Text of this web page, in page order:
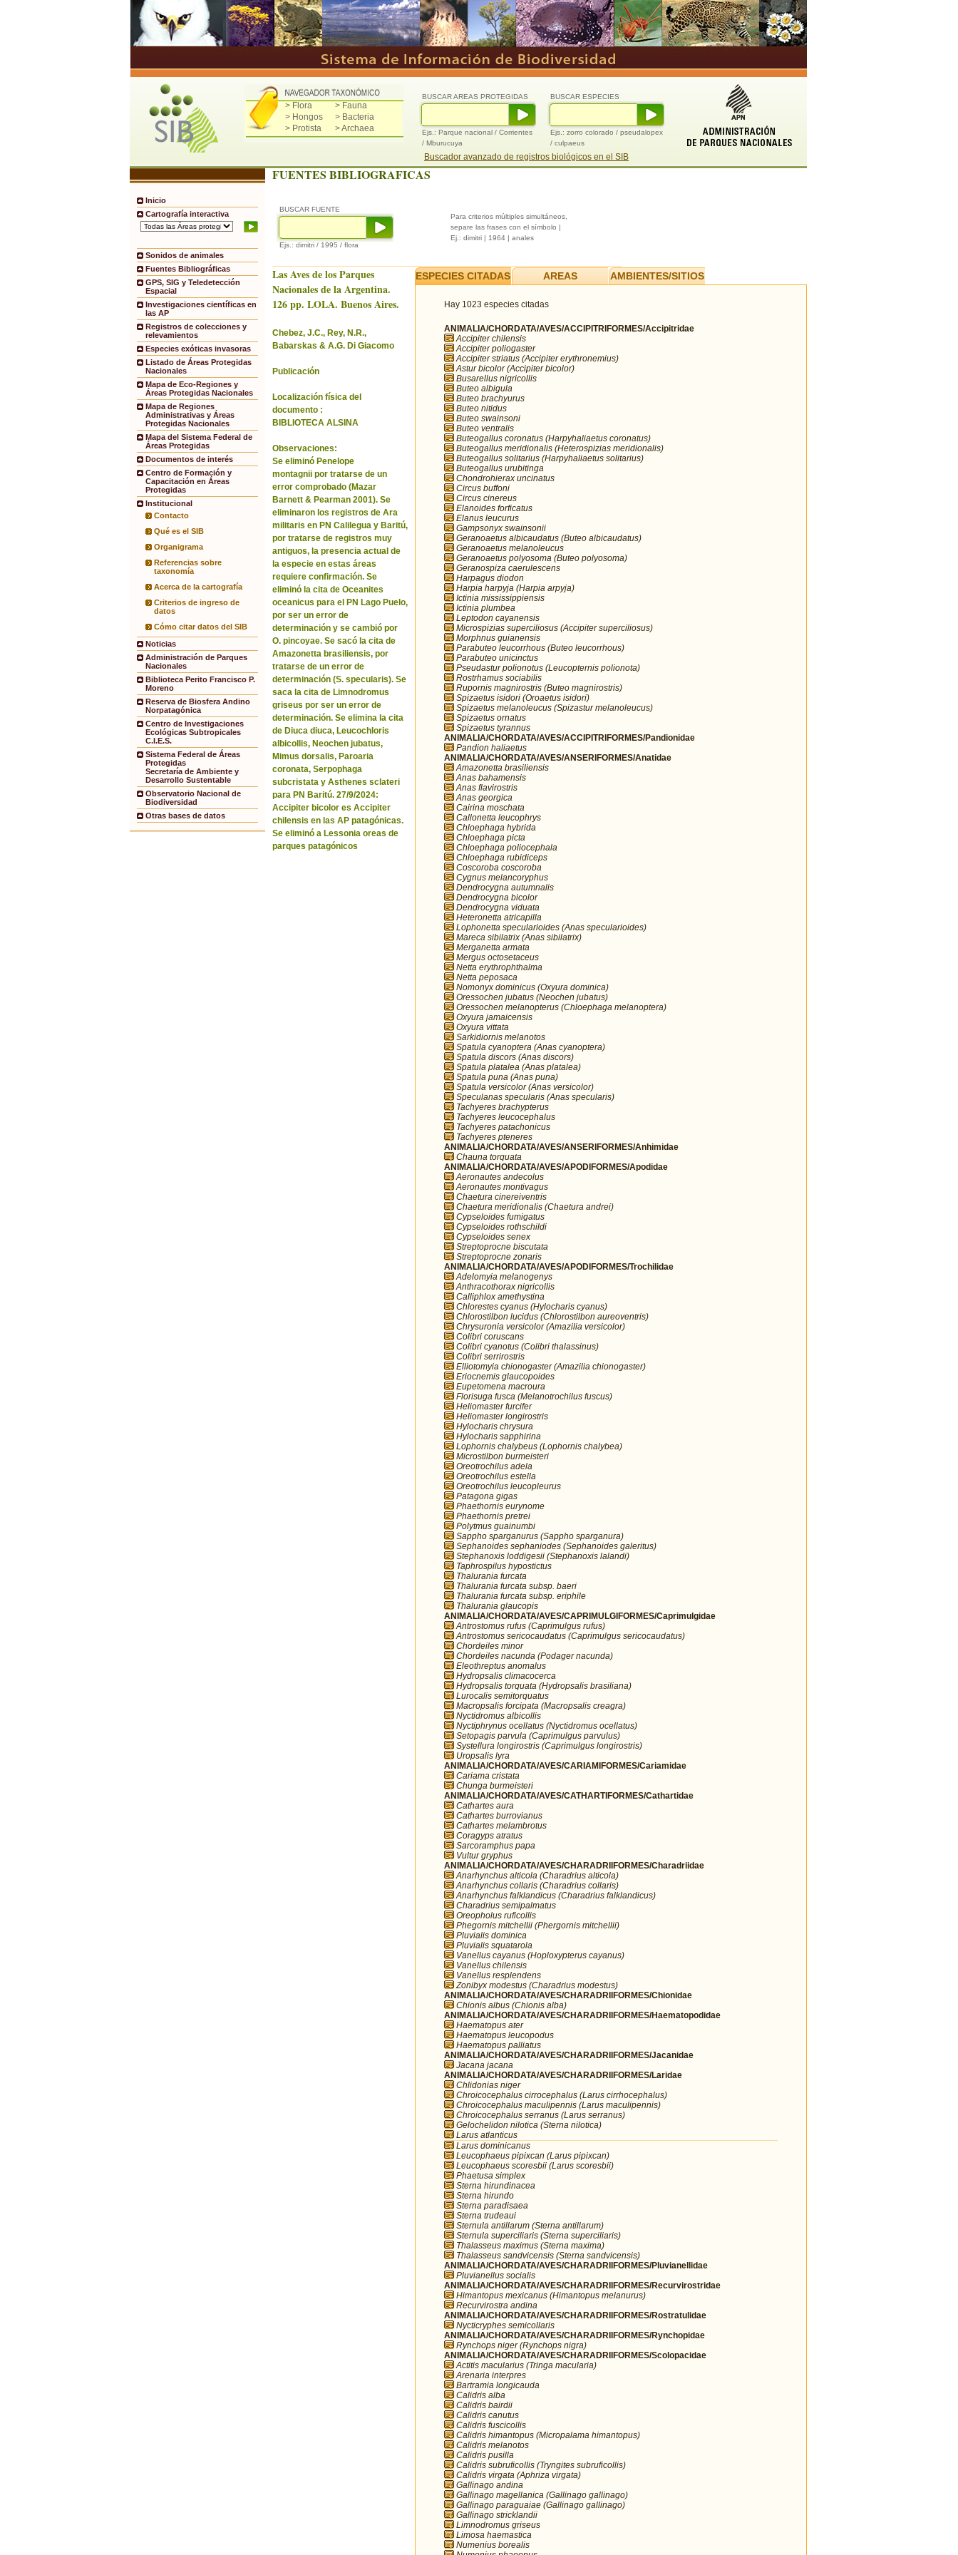
> Flora
> Fauna
> Hongos
> Bacteria
> Protista
> Archaea
BUSCAR ESPECIES
Ejs.: zorro colorado / pseudalopex
/ culpaeus
BUSCAR AREAS PROTEGIDAS
Ejs.: Parque nacional / Corrientes
/ Mburucuya
Buscador avanzado de registros biológicos en el SIB
Inicio
Cartografía interactiva
Sonidos de animales
Fuentes Bibliográficas
GPS, SIG y Teledetección
Espacial
Investigaciones científicas en
las AP
Registros de colecciones y
relevamientos
Especies exóticas invasoras
Listado de Áreas Protegidas
Nacionales
Mapa de Eco-Regiones y
Áreas Protegidas Nacionales
Mapa de Regiones
Administrativas y Áreas
Protegidas Nacionales
Mapa del Sistema Federal de
Áreas Protegidas
Documentos de interés
Centro de Formación y
Capacitación en Áreas
Protegidas
Institucional
Contacto
Qué es el SIB
Organigrama
Referencias sobre
taxonomía
Acerca de la cartografía
Criterios de ingreso de
datos
Cómo citar datos del SIB
Noticias
Administración de Parques
Nacionales
Biblioteca Perito Francisco P.
Moreno
Reserva de Biosfera Andino
Norpatagónica
Centro de Investigaciones
Ecológicas Subtropicales
C.I.E.S.
Sistema Federal de Áreas
Protegidas
Secretaría de Ambiente y
Desarrollo Sustentable
Observatorio Nacional de
Biodiversidad
Otras bases de datos
FUENTES BIBLIOGRAFICAS
BUSCAR FUENTE
Ejs.: dimitri / 1995 / flora
Para criterios múltiples simultáneos,
separe las frases con el símbolo |
Ej.: dimitri | 1964 | anales
Las Aves de los Parques
Nacionales de la Argentina.
126 pp. LOLA. Buenos Aires.
Chebez, J.C., Rey, N.R.,
Babarskas & A.G. Di Giacomo
Publicación
Localización física del
documento :
BIBLIOTECA ALSINA
Observaciones:
Se eliminó Penelope
montagnii por tratarse de un
error comprobado (Mazar
Barnett & Pearman 2001). Se
eliminaron los registros de Ara
militaris en PN Calilegua y Baritú,
por tratarse de registros muy
antiguos, la presencia actual de
la especie en estas áreas
requiere confirmación. Se
eliminó la cita de Oceanites
oceanicus para el PN Lago Puelo,
por ser un error de
determinación y se cambió por
O. pincoyae. Se sacó la cita de
Amazonetta brasiliensis, por
tratarse de un error de
determinación (S. specularis). Se
saca la cita de Limnodromus
griseus por ser un error de
determinación. Se elimina la cita
de Diuca diuca, Leucochloris
albicollis, Neochen jubatus,
Mimus dorsalis, Paroaria
coronata, Serpophaga
subcristata y Asthenes sclateri
para PN Baritú. 27/9/2024:
Accipiter bicolor es Accipiter
chilensis en las AP patagónicas.
Se eliminó a Lessonia oreas de
parques patagónicos
ESPECIES CITADAS AREAS AMBIENTES/SITIOS
Hay 1023 especies citadas
ANIMALIA/CHORDATA/AVES/ACCIPITRIFORMES/Accipitridae
Accipiter chilensis
Accipiter poliogaster
Accipiter striatus (Accipiter erythronemius)
Astur bicolor (Accipiter bicolor)
Busarellus nigricollis
Buteo albigula
Buteo brachyurus
Buteo nitidus
Buteo swainsoni
Buteo ventralis
Buteogallus coronatus (Harpyhaliaetus coronatus)
Buteogallus meridionalis (Heterospizias meridionalis)
Buteogallus solitarius (Harpyhaliaetus solitarius)
Buteogallus urubitinga
Chondrohierax uncinatus
Circus buffoni
Circus cinereus
Elanoides forficatus
Elanus leucurus
Gampsonyx swainsonii
Geranoaetus albicaudatus (Buteo albicaudatus)
Geranoaetus melanoleucus
Geranoaetus polyosoma (Buteo polyosoma)
Geranospiza caerulescens
Harpagus diodon
Harpia harpyja (Harpia arpyja)
Ictinia mississippiensis
Ictinia plumbea
Leptodon cayanensis
Microspizias superciliosus (Accipiter superciliosus)
Morphnus guianensis
Parabuteo leucorrhous (Buteo leucorrhous)
Parabuteo unicinctus
Pseudastur polionotus (Leucopternis polionota)
Rostrhamus sociabilis
Rupornis magnirostris (Buteo magnirostris)
Spizaetus isidori (Oroaetus isidori)
Spizaetus melanoleucus (Spizastur melanoleucus)
Spizaetus ornatus
Spizaetus tyrannus
ANIMALIA/CHORDATA/AVES/ACCIPITRIFORMES/Pandionidae
Pandion haliaetus
ANIMALIA/CHORDATA/AVES/ANSERIFORMES/Anatidae
Amazonetta brasiliensis
Anas bahamensis
Anas flavirostris
Anas georgica
Cairina moschata
Callonetta leucophrys
Chloephaga hybrida
Chloephaga picta
Chloephaga poliocephala
Chloephaga rubidiceps
Coscoroba coscoroba
Cygnus melancoryphus
Dendrocygna autumnalis
Dendrocygna bicolor
Dendrocygna viduata
Heteronetta atricapilla
Lophonetta specularioides (Anas specularioides)
Mareca sibilatrix (Anas sibilatrix)
Merganetta armata
Mergus octosetaceus
Netta erythrophthalma
Netta peposaca
Nomonyx dominicus (Oxyura dominica)
Oressochen jubatus (Neochen jubatus)
Oressochen melanopterus (Chloephaga melanoptera)
Oxyura jamaicensis
Oxyura vittata
Sarkidiornis melanotos
Spatula cyanoptera (Anas cyanoptera)
Spatula discors (Anas discors)
Spatula platalea (Anas platalea)
Spatula puna (Anas puna)
Spatula versicolor (Anas versicolor)
Speculanas specularis (Anas specularis)
Tachyeres brachypterus
Tachyeres leucocephalus
Tachyeres patachonicus
Tachyeres pteneres
ANIMALIA/CHORDATA/AVES/ANSERIFORMES/Anhimidae
Chauna torquata
ANIMALIA/CHORDATA/AVES/APODIFORMES/Apodidae
Aeronautes andecolus
Aeronautes montivagus
Chaetura cinereiventris
Chaetura meridionalis (Chaetura andrei)
Cypseloides fumigatus
Cypseloides rothschildi
Cypseloides senex
Streptoprocne biscutata
Streptoprocne zonaris
ANIMALIA/CHORDATA/AVES/APODIFORMES/Trochilidae
Adelomyia melanogenys
Anthracothorax nigricollis
Calliphlox amethystina
Chlorestes cyanus (Hylocharis cyanus)
Chlorostilbon lucidus (Chlorostilbon aureoventris)
Chrysuronia versicolor (Amazilia versicolor)
Colibri coruscans
Colibri cyanotus (Colibri thalassinus)
Colibri serrirostris
Elliotomyia chionogaster (Amazilia chionogaster)
Eriocnemis glaucopoides
Eupetomena macroura
Florisuga fusca (Melanotrochilus fuscus)
Heliomaster furcifer
Heliomaster longirostris
Hylocharis chrysura
Hylocharis sapphirina
Lophornis chalybeus (Lophornis chalybea)
Microstilbon burmeisteri
Oreotrochilus adela
Oreotrochilus estella
Oreotrochilus leucopleurus
Patagona gigas
Phaethornis eurynome
Phaethornis pretrei
Polytmus guainumbi
Sappho sparganurus (Sappho sparganura)
Sephanoides sephaniodes (Sephanoides galeritus)
Stephanoxis loddigesii (Stephanoxis lalandi)
Taphrospilus hypostictus
Thalurania furcata
Thalurania furcata subsp. baeri
Thalurania furcata subsp. eriphile
Thalurania glaucopis
ANIMALIA/CHORDATA/AVES/CAPRIMULGIFORMES/Caprimulgidae
Antrostomus rufus (Caprimulgus rufus)
Antrostomus sericocaudatus (Caprimulgus sericocaudatus)
Chordeiles minor
Chordeiles nacunda (Podager nacunda)
Eleothreptus anomalus
Hydropsalis climacocerca
Hydropsalis torquata (Hydropsalis brasiliana)
Lurocalis semitorquatus
Macropsalis forcipata (Macropsalis creagra)
Nyctidromus albicollis
Nyctiphrynus ocellatus (Nyctidromus ocellatus)
Setopagis parvula (Caprimulgus parvulus)
Systellura longirostris (Caprimulgus longirostris)
Uropsalis lyra
ANIMALIA/CHORDATA/AVES/CARIAMIFORMES/Cariamidae
Cariama cristata
Chunga burmeisteri
ANIMALIA/CHORDATA/AVES/CATHARTIFORMES/Cathartidae
Cathartes aura
Cathartes burrovianus
Cathartes melambrotus
Coragyps atratus
Sarcoramphus papa
Vultur gryphus
ANIMALIA/CHORDATA/AVES/CHARADRIIFORMES/Charadriidae
Anarhynchus alticola (Charadrius alticola)
Anarhynchus collaris (Charadrius collaris)
Anarhynchus falklandicus (Charadrius falklandicus)
Charadrius semipalmatus
Oreopholus ruficollis
Phegornis mitchellii (Phergornis mitchellii)
Pluvialis dominica
Pluvialis squatarola
Vanellus cayanus (Hoploxypterus cayanus)
Vanellus chilensis
Vanellus resplendens
Zonibyx modestus (Charadrius modestus)
ANIMALIA/CHORDATA/AVES/CHARADRIIFORMES/Chionidae
Chionis albus (Chionis alba)
ANIMALIA/CHORDATA/AVES/CHARADRIIFORMES/Haematopodidae
Haematopus ater
Haematopus leucopodus
Haematopus palliatus
ANIMALIA/CHORDATA/AVES/CHARADRIIFORMES/Jacanidae
Jacana jacana
ANIMALIA/CHORDATA/AVES/CHARADRIIFORMES/Laridae
Chlidonias niger
Chroicocephalus cirrocephalus (Larus cirrhocephalus)
Chroicocephalus maculipennis (Larus maculipennis)
Chroicocephalus serranus (Larus serranus)
Gelochelidon nilotica (Sterna nilotica)
Larus atlanticus
Larus dominicanus
Leucophaeus pipixcan (Larus pipixcan)
Leucophaeus scoresbii (Larus scoresbii)
Phaetusa simplex
Sterna hirundinacea
Sterna hirundo
Sterna paradisaea
Sterna trudeaui
Sternula antillarum (Sterna antillarum)
Sternula superciliaris (Sterna superciliaris)
Thalasseus maximus (Sterna maxima)
Thalasseus sandvicensis (Sterna sandvicensis)
ANIMALIA/CHORDATA/AVES/CHARADRIIFORMES/Pluvianellidae
Pluvianellus socialis
ANIMALIA/CHORDATA/AVES/CHARADRIIFORMES/Recurvirostridae
Himantopus mexicanus (Himantopus melanurus)
Recurvirostra andina
ANIMALIA/CHORDATA/AVES/CHARADRIIFORMES/Rostratulidae
Nycticryphes semicollaris
ANIMALIA/CHORDATA/AVES/CHARADRIIFORMES/Rynchopidae
Rynchops niger (Rynchops nigra)
ANIMALIA/CHORDATA/AVES/CHARADRIIFORMES/Scolopacidae
Actitis macularius (Tringa macularia)
Arenaria interpres
Bartramia longicauda
Calidris alba
Calidris bairdii
Calidris canutus
Calidris fuscicollis
Calidris himantopus (Micropalama himantopus)
Calidris melanotos
Calidris pusilla
Calidris subruficollis (Tryngites subruficollis)
Calidris virgata (Aphriza virgata)
Gallinago andina
Gallinago magellanica (Gallinago gallinago)
Gallinago paraguaiae (Gallinago gallinago)
Gallinago stricklandii
Limnodromus griseus
Limosa haemastica
Numenius borealis